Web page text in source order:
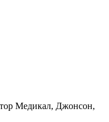
Медикал, Джонсон,